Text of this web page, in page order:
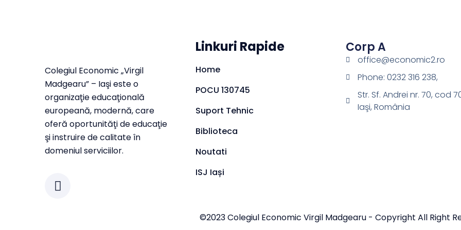
Colegiul Economic „Virgil
Madgearu” – Iaşi este o
organizaţie educaţională
europeană, modernă, care
oferă oportunităţi de educaţie
şi instruire de calitate în
domeniul serviciilor.
Linkuri Rapide
Home
POCU 130745
Suport Tehnic
Biblioteca
Noutati
ISJ Iași
Corp A
office@economic2.ro
Phone: 0232 316 238,
Str. Sf. Andrei nr. 70, cod
Iaşi, România
©2023 Colegiul Economic Virgil Madgearu - Copyright All Right